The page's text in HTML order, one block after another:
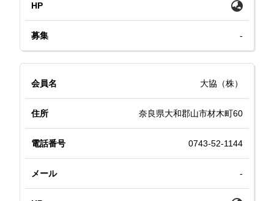
-
大協（株）
奈良県大和郡山市材木町60
0743-52-1144
-